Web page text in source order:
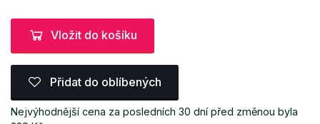
Vložit do košíku
Přidat do oblíbených
Nejvýhodnější cena za posledních 30 dní před změnou byla